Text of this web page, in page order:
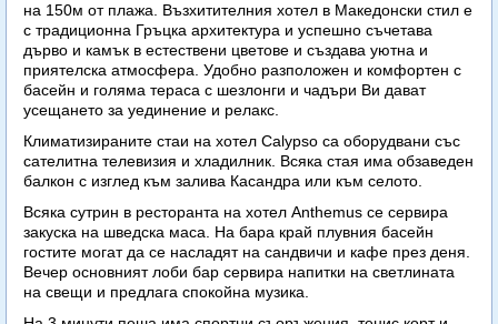
на 150м от плажа. Възхитителния хотел в Македонски стил е
с традиционна Гръцка архитектура и успешно съчетава
дърво и камък в естествени цветове и създава уютна и
приятелска атмосфера. Удобно разположен и комфортен с
басейн и голяма тераса с шезлонги и чадъри Ви дават
усещането за уединение и релакс.
Климатизираните стаи на хотел Calypso са оборудвани със
сателитна телевизия и хладилник. Всяка стая има обзаведен
балкон с изглед към залива Касандра или към селото.
Всяка сутрин в ресторанта на хотел Anthemus се сервира
закуска на шведска маса. На бара край плувния басейн
гостите могат да се насладят на сандвичи и кафе през деня.
Вечер основният лоби бар сервира напитки на светлината
на свещи и предлага спокойна музика.